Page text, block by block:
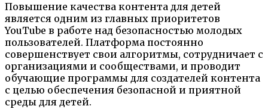
Повышение качества контента для детей
является одним из главных приоритетов
YouTube в работе над безопасностью молодых
пользователей. Платформа постоянно
совершенствует свои алгоритмы, сотрудничает с
организациями и сообществами, и проводит
обучающие программы для создателей контента
с целью обеспечения безопасной и приятной
среды для детей.